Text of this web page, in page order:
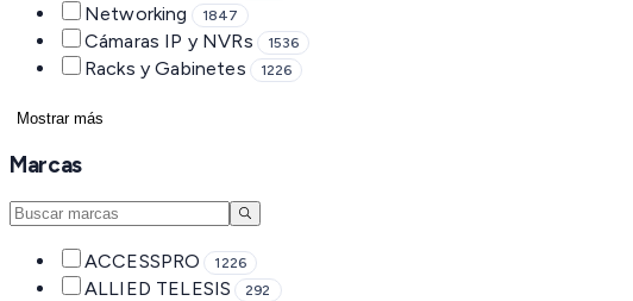
Networking 1847
Cámaras IP y NVRs 1536
Racks y Gabinetes 1226
Mostrar más
Marcas
ACCESSPRO 1226
ALLIED TELESIS 292